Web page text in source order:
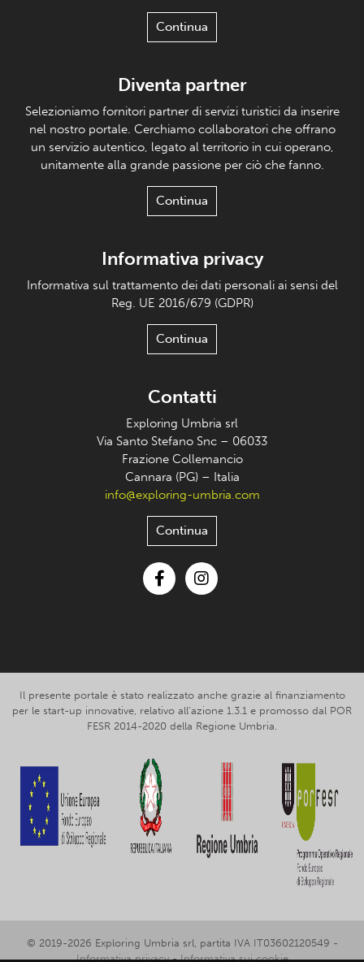
Continua
Diventa partner
Selezioniamo fornitori partner di servizi turistici da inserire
nel nostro portale. Cerchiamo collaboratori che offrano
un servizio autentico, legato al territorio in cui operano,
unitamente alla grande passione per ciò che fanno.
Continua
Informativa privacy
Informativa sul trattamento dei dati personali ai sensi del
Reg. UE 2016/679 (GDPR)
Continua
Contatti
Exploring Umbria srl
Via Santo Stefano Snc – 06033
Frazione Collemancio
Cannara (PG) – Italia
info@exploring-umbria.com
Continua
Il presente portale è stato realizzato anche grazie al finanziamento
per le start-up innovative, relativo all’azione 1.3.1 e promosso dal POR
FESR 2014-2020 della Regione Umbria.
© 2019-2026 Exploring Umbria srl, partita IVA IT03602120549 -
Informativa privacy-Informativa sui cookie